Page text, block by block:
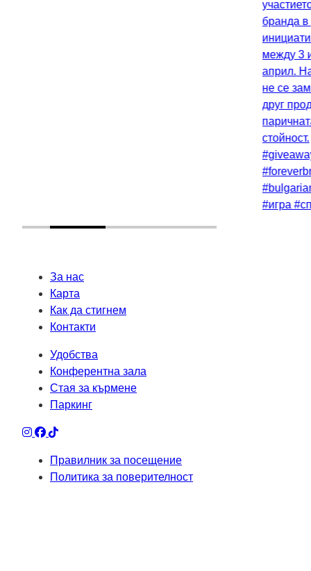
За нас
Карта
Как да стигнем
Контакти
Удобства
Конферентна зала
Стая за кърмене
Паркинг
Правилник за посещение
Политика за поверителност